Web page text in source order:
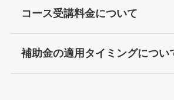
コース受講料金について
補助金の適用タイミングについ